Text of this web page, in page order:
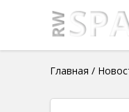
Главная /